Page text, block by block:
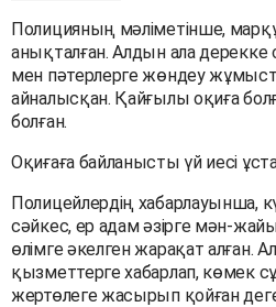
Полицияның мәліметінше,
анықталған. Алдын ала дерекке
мен пәтерлерге жөндеу
айналысқан. Қайғылы оқиға
болған.
Оқиғаға байланысты үй иесі
Полицейлердің хабарлауынша,
сәйкес, ер адам әзірге мән-
өлімге әкелген жарақат алған.
қызметтерге хабарлап, көмек
жертөлеге жасырып қойған